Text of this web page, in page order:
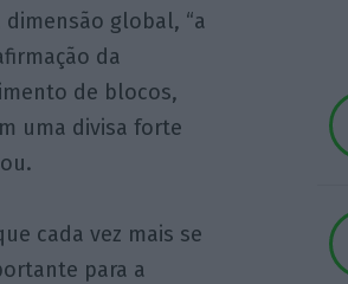
dimensão global, “a
da
de blocos,
uma divisa forte
cada vez mais se
para a